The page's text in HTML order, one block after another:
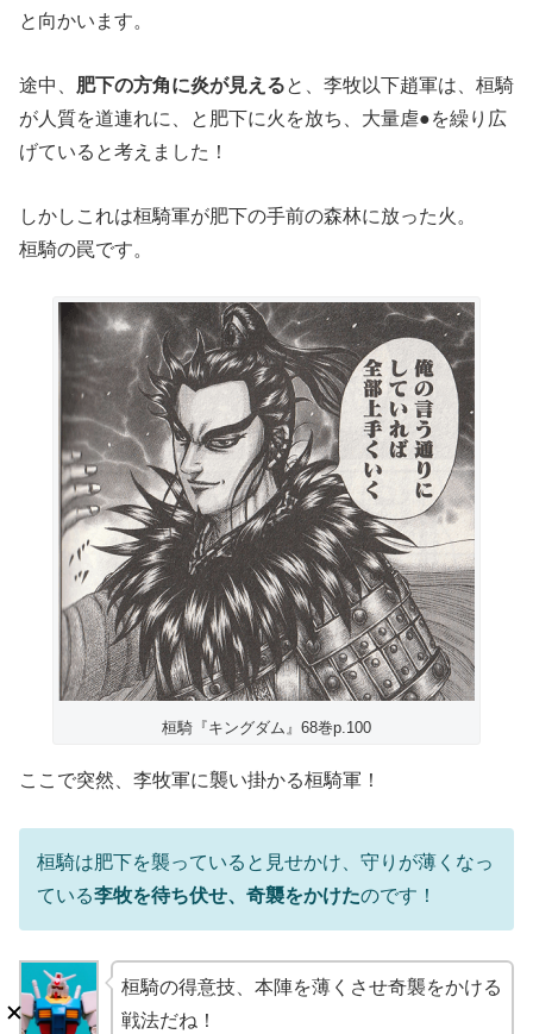
と向かいます。
途中、 肥下の方角に炎が見えると、李牧以下趙軍は、桓騎
が人質を道連れに、と肥下に火を放ち、大量虐●を繰り広
げていると考えました！
しかしこれは桓騎軍が肥下の手前の森林に放った火。
桓騎の罠です。
桓騎『キングダム』68巻p.100
ここで突然、李牧軍に襲い掛かる桓騎軍！
桓騎は肥下を襲っていると見せかけ、守りが薄くなっ
ている李牧を待ち伏せ、奇襲をかけたのです！
桓騎の得意技、本陣を薄くさせ奇襲をかける
戦法だね！